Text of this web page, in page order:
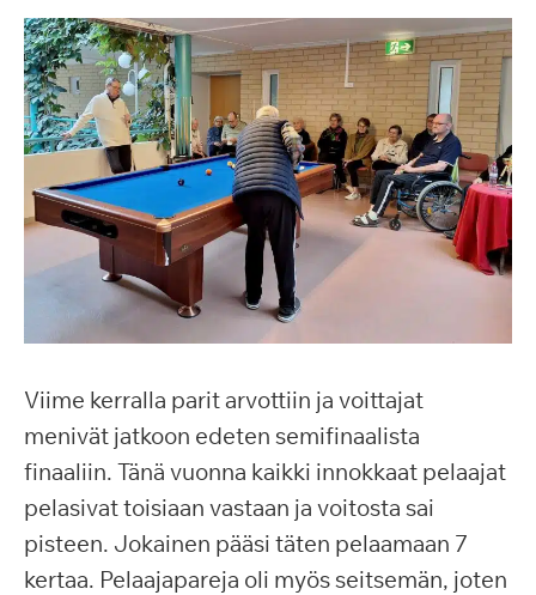
Viime kerralla parit arvottiin ja voittajat
menivät jatkoon edeten semifinaalista
finaaliin. Tänä vuonna kaikki innokkaat pelaajat
pelasivat toisiaan vastaan ja voitosta sai
pisteen. Jokainen pääsi täten pelaamaan 7
kertaa. Pelaajapareja oli myös seitsemän, joten